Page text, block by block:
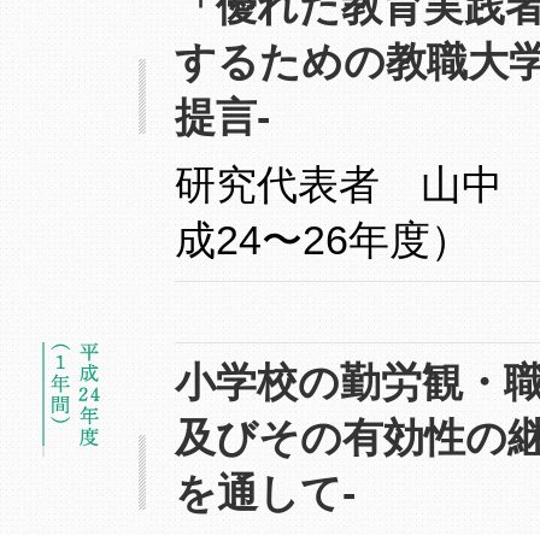
するための教職大
提言-
研究代表者 山
成24〜26年度）
小学校の勤労観・
及びその有効性の
を通して-